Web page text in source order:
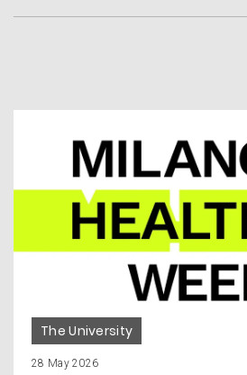
The University
28 May 2026